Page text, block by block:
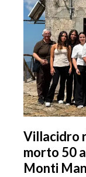
Villacidro
morto 50
Monti